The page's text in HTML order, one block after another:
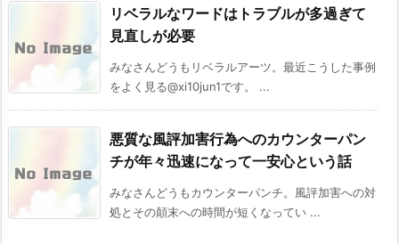
リベラルなワードはトラブルが多過ぎて
見直しが必要
みなさんどうもリベラルアーツ。最近こうした事例
をよく見る@xi10jun1です。 ...
悪質な風評加害行為へのカウンターパン
チが年々迅速になって一安心という話
みなさんどうもカウンターパンチ。風評加害への対
処とその顛末への時間が短くなってい ...